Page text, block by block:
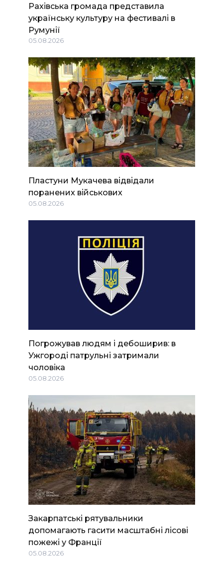
Рахівська громада представила
українську культуру на фестивалі в
Румунії
05.08.2026
Пластуни Мукачева відвідали
поранених військових
05.08.2026
Погрожував людям і дебоширив: в
Ужгороді патрульні затримали
чоловіка
05.08.2026
Закарпатські рятувальники
допомагають гасити масштабні лісові
пожежі у Франції
05.08.2026